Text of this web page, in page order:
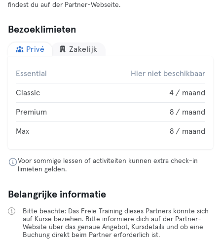
findest du auf der Partner-Webseite.
Bezoeklimieten
Privé Zakelijk
Essential Hier niet beschikbaar
Classic 4 / maand
Premium 8 / maand
Max 8 / maand
Voor sommige lessen of activiteiten kunnen extra check-in
limieten gelden.
Belangrijke informatie
Bitte beachte: Das Freie Training dieses Partners könnte sich
auf Kurse beziehen. Bitte informiere dich auf der Partner-
Website über das genaue Angebot, Kursdetails und ob eine
Buchung direkt beim Partner erforderlich ist.